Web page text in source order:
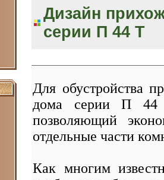
Дизайн
серии П 44 Т
Для обустройства
дома серии П 44
позволяющий
отдельные части
Как многим